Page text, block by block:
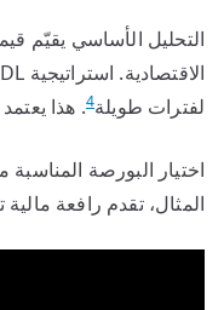
التحليل الأساسي يقيّم
لفترات طويلة4. هذا
اختيار البورصة
المثال، تقدم رافعة مالية تصل إلى